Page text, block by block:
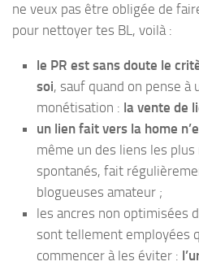
ne veux pas être obligée de
pour nettoyer tes BL, voilà :
le PR est sans doute le
soi, sauf quand on pense à
monétisation : la vente de
un lien fait vers la home
même un des liens les
spontanés, fait
blogueuses amateur ;
les ancres non optimisées
sont tellement employées
commencer à les éviter :